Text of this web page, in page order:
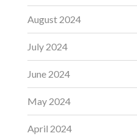
August 2024
July 2024
June 2024
May 2024
April 2024